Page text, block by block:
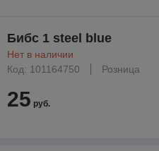
Бибс 1 steel blue
Нет в наличии
Код: 101164750
Розница
25 руб.